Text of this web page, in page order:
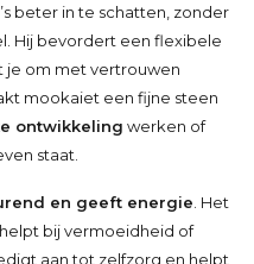
beter in te schatten, zonder
Hij bevordert een flexibele
je om met vertrouwen
mookaiet een fijne steen
ontwikkeling werken of
staat.
en geeft energie . Het
bij vermoeidheid of
aan tot zelfzorg en helpt